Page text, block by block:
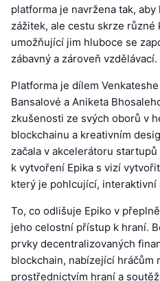
platforma je navržena tak,
zážitek, ale cestu skrze různé
umožňující jim hluboce se
zábavný a zároveň vzdělávací.
Platforma je dílem
Bansalové a Aniketa
zkušenosti ze svých oborů v
blockchainu a kreativním
začala v akcelerátoru
k vytvoření Epika s vizí
který je pohlcující, interaktivní
To, co odlišuje Epiko v
jeho celostní přístup k hraní.
prvky decentralizovaných
blockchain, nabízející hráčům
prostřednictvím hraní a